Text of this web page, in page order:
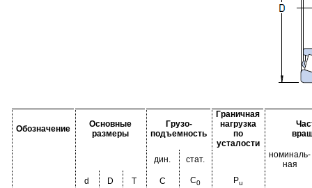
Обозначение
Основные
размеры
Грузо-
подъемность
Граничная
нагрузка
по
усталости
дин. стат.
номиналь-
ная
d
D T C C0 Pu